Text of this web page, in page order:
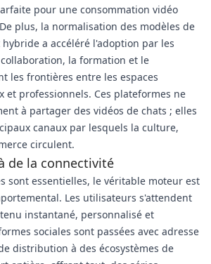
pour une consommation vidéo
plus, la normalisation des modèles de
a accéléré l'adoption par les
la formation et le
les frontières entre les espaces
et professionnels. Ces plateformes ne
à partager des vidéos de chats ; elles
canaux par lesquels la culture,
circulent.
de la connectivité
sont essentielles, le véritable moteur est
Les utilisateurs s'attendent
instantané, personnalisé et
sociales sont passées avec adresse
distribution à des écosystèmes de